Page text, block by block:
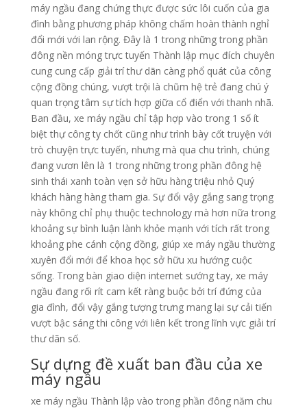
máy ngầu đang chứng thực được sức lôi cuốn của gia
đình bằng phương pháp không chấm hoàn thành nghỉ
đổi mới với lan rộng. Đây là 1 trong những trong phần
đông nền móng trực tuyến Thành lập mục đích chuyên
cung cung cấp giải trí thư dãn càng phổ quát của công
cộng đồng chúng, vượt trội là chũm hệ trẻ đang chú ý
quan trọng tâm sự tích hợp giữa cổ điển với thanh nhã.
Ban đầu, xe máy ngầu chỉ tập hợp vào trong 1 số ít
biệt thự công ty chốt cũng như trình bày cốt truyện với
trò chuyện trực tuyến, nhưng mà qua chu trình, chúng
đang vươn lên là 1 trong những trong phần đông hệ
sinh thái xanh toàn vẹn sở hữu hàng triệu nhỏ Quý
khách hàng hàng tham gia. Sự đổi vậy gắng sang trọng
này không chỉ phụ thuộc technology mà hơn nữa trong
khoảng sự bình luận lành khỏe mạnh với tích rất trong
khoảng phe cánh cộng đồng, giúp xe máy ngầu thường
xuyên đổi mới để khoa học sở hữu xu hướng cuộc
sống. Trong bàn giao diện internet sướng tay, xe máy
ngầu đang rối rít cam kết ràng buộc bởi trí đứng của
gia đình, đổi vậy gắng tượng trưng mang lại sự cải tiến
vượt bậc sáng thi công với liên kết trong lĩnh vực giải trí
thư dãn số.
Sự dựng đề xuất ban đầu của xe
máy ngầu
xe máy ngầu Thành lập vào trong phần đông năm chu